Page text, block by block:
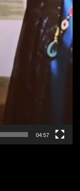
04:57